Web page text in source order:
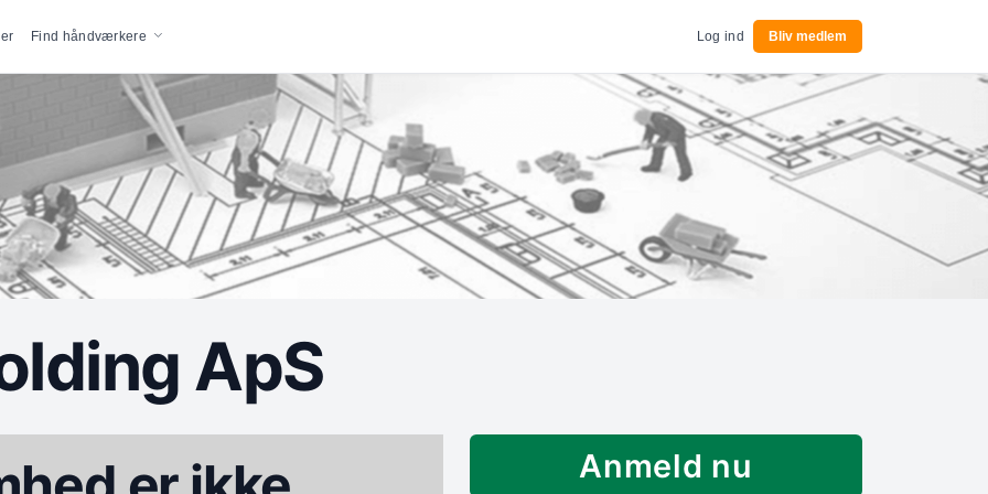
Find håndværkere Log ind Bliv medlem
ApS
Anmeld nu